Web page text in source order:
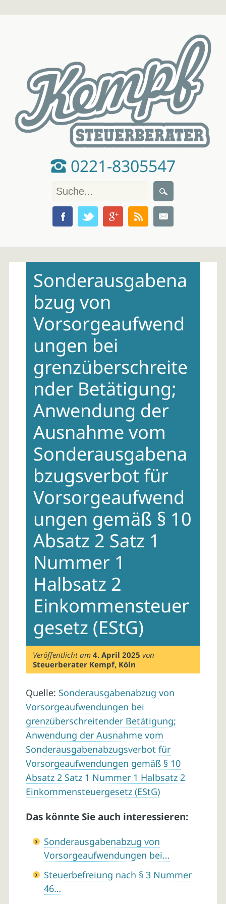
0221-8305547
contentSonderausgabena
bzug von
Vorsorgeaufwend
ungen bei
grenzüberschreite
nder Betätigung;
Anwendung der
Ausnahme vom
Sonderausgabena
bzugsverbot für
Vorsorgeaufwend
ungen gemäß § 10
Absatz 2 Satz 1
Nummer 1
Halbsatz 2
Einkommensteuer
gesetz (EStG)
Veröffentlicht am4. April 2025 von
Steuerberater Kempf, Köln
Quelle: Sonderausgabenabzug von
Vorsorgeaufwendungen bei
grenzüberschreitender Betätigung;
Anwendung der Ausnahme vom
Sonderausgabenabzugsverbot für
Vorsorgeaufwendungen gemäß § 10
Absatz 2 Satz 1 Nummer 1 Halbsatz 2
Einkommensteuergesetz (EStG)
Das könnte Sie auch interessieren:
Sonderausgabenabzug von
Vorsorgeaufwendungen bei…
Steuerbefreiung nach § 3 Nummer
46…